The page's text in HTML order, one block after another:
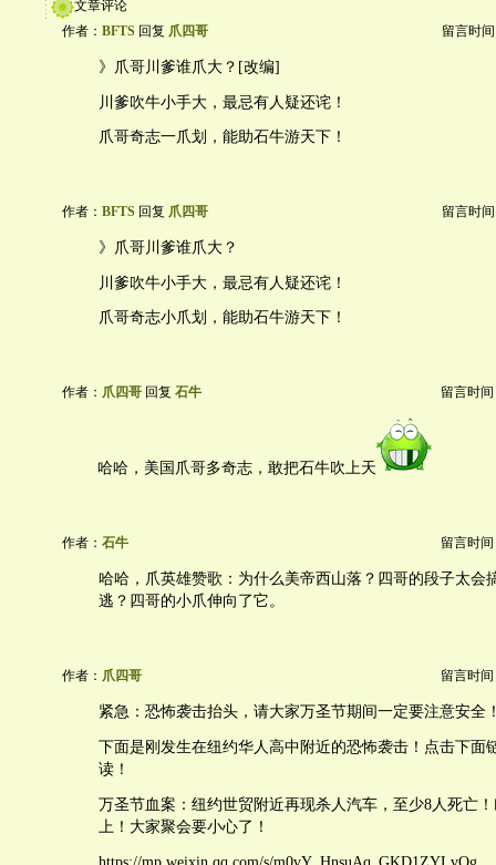
文章评论
作者： BFTS 回复 爪四哥 留言时间
》爪哥川爹谁爪大？[改编]
川爹吹牛小手大，最忌有人疑还诧！
爪哥奇志一爪划，能助石牛游天下！
作者： BFTS 回复 爪四哥 留言时间
》爪哥川爹谁爪大？
川爹吹牛小手大，最忌有人疑还诧！
爪哥奇志小爪划，能助石牛游天下！
作者： 爪四哥 回复 石牛 留言时间
哈哈，美国爪哥多奇志，敢把石牛吹上天
作者： 石牛 留言时间
哈哈，爪英雄赞歌：为什么美帝西山落？四哥的段子太会
逃？四哥的小爪伸向了它。
作者： 爪四哥 留言时间
紧急：恐怖袭击抬头，请大家万圣节期间一定要注意安全
下面是刚发生在纽约华人高中附近的恐怖袭击！点击下面
读！
万圣节血案：纽约世贸附近再现杀人汽车，至少8人死亡
上！大家聚会要小心了！